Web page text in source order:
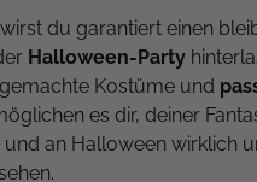
du garantiert einen
Halloween-Party
Kostüme und
es dir, deiner
und an Halloween wirklich